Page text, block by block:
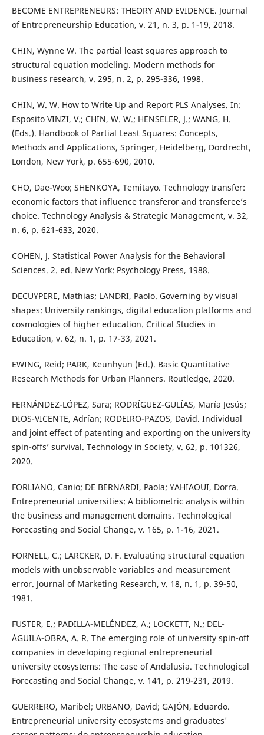
BECOME ENTREPRENEURS: THEORY AND EVIDENCE. Journal
of Entrepreneurship Education, v. 21, n. 3, p. 1-19, 2018.
CHIN, Wynne W. The partial least squares approach to
structural equation modeling. Modern methods for
business research, v. 295, n. 2, p. 295-336, 1998.
CHIN, W. W. How to Write Up and Report PLS Analyses. In:
Esposito VINZI, V.; CHIN, W. W.; HENSELER, J.; WANG, H.
(Eds.). Handbook of Partial Least Squares: Concepts,
Methods and Applications, Springer, Heidelberg, Dordrecht,
London, New York, p. 655-690, 2010.
CHO, Dae-Woo; SHENKOYA, Temitayo. Technology transfer:
economic factors that influence transferor and transferee’s
choice. Technology Analysis & Strategic Management, v. 32,
n. 6, p. 621-633, 2020.
COHEN, J. Statistical Power Analysis for the Behavioral
Sciences. 2. ed. New York: Psychology Press, 1988.
DECUYPERE, Mathias; LANDRI, Paolo. Governing by visual
shapes: University rankings, digital education platforms and
cosmologies of higher education. Critical Studies in
Education, v. 62, n. 1, p. 17-33, 2021.
EWING, Reid; PARK, Keunhyun (Ed.). Basic Quantitative
Research Methods for Urban Planners. Routledge, 2020.
FERNÁNDEZ-LÓPEZ, Sara; RODRÍGUEZ-GULÍAS, María Jesús;
DIOS-VICENTE, Adrían; RODEIRO-PAZOS, David. Individual
and joint effect of patenting and exporting on the university
spin-offs’ survival. Technology in Society, v. 62, p. 101326,
2020.
FORLIANO, Canio; DE BERNARDI, Paola; YAHIAOUI, Dorra.
Entrepreneurial universities: A bibliometric analysis within
the business and management domains. Technological
Forecasting and Social Change, v. 165, p. 1-16, 2021.
FORNELL, C.; LARCKER, D. F. Evaluating structural equation
models with unobservable variables and measurement
error. Journal of Marketing Research, v. 18, n. 1, p. 39-50,
1981.
FUSTER, E.; PADILLA-MELÉNDEZ, A.; LOCKETT, N.; DEL-
ÁGUILA-OBRA, A. R. The emerging role of university spin-off
companies in developing regional entrepreneurial
university ecosystems: The case of Andalusia. Technological
Forecasting and Social Change, v. 141, p. 219-231, 2019.
GUERRERO, Maribel; URBANO, David; GAJÓN, Eduardo.
Entrepreneurial university ecosystems and graduates'